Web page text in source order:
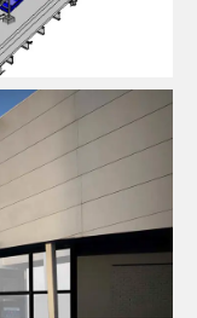
Immobilier
Structure